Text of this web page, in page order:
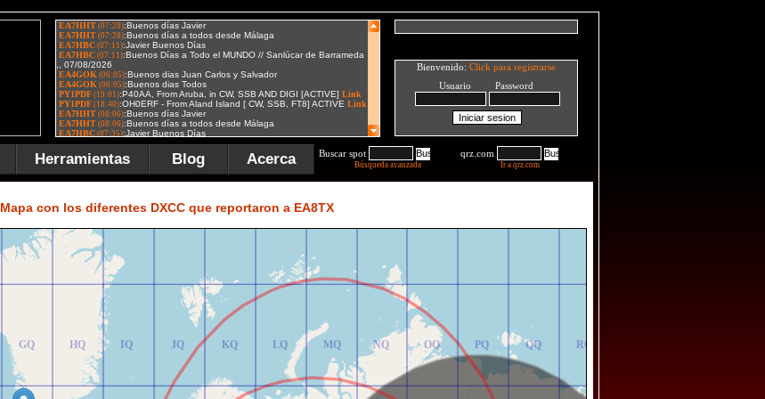
Bienvenido: Click para registrarse
Usuario Password
Herramientas Blog Acerca Buscar spot
Búsqueda avanzada
qrz.com
Ir a qrz.com
Mapa con los diferentes DXCC que reportaron a EA8TX
GQ
GR
HQ
HR
IQ
IR
JQ
JR
KQ
KR
LQ
LR
MQ
MR
NQ
NR
OQ
OR
PQ
PR
QQ
QR
RQ
RR